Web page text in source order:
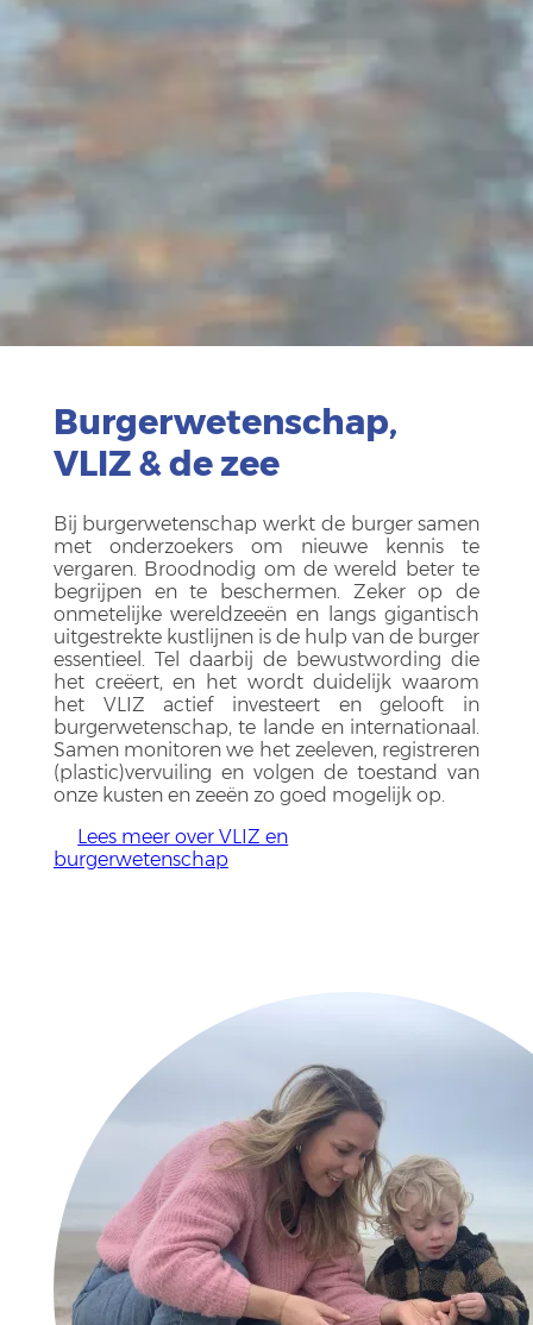
Burgerwetenschap,
VLIZ & de zee
Bij burgerwetenschap werkt de burger samen
met onderzoekers om nieuwe kennis te
vergaren. Broodnodig om de wereld beter te
begrijpen en te beschermen. Zeker op de
onmetelijke wereldzeeën en langs gigantisch
uitgestrekte kustlijnen is de hulp van de burger
essentieel. Tel daarbij de bewustwording die
het creëert, en het wordt duidelijk waarom
het VLIZ actief investeert en gelooft in
burgerwetenschap, te lande en internationaal.
Samen monitoren we het zeeleven, registreren
(plastic)vervuiling en volgen de toestand van
onze kusten en zeeën zo goed mogelijk op.
Lees meer over VLIZ en
burgerwetenschap